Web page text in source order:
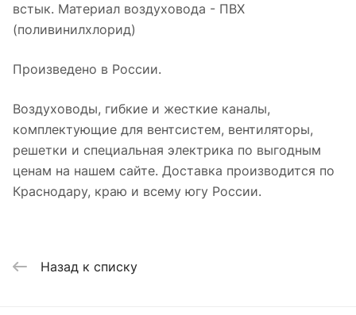
встык. Материал воздуховода - ПВХ
(поливинилхлорид)
Произведено в России.
Воздуховоды, гибкие и жесткие каналы,
комплектующие для вентсистем, вентиляторы,
решетки и специальная электрика по выгодным
ценам на нашем сайте. Доставка производится по
Краснодару, краю и всему югу России.
Назад к списку